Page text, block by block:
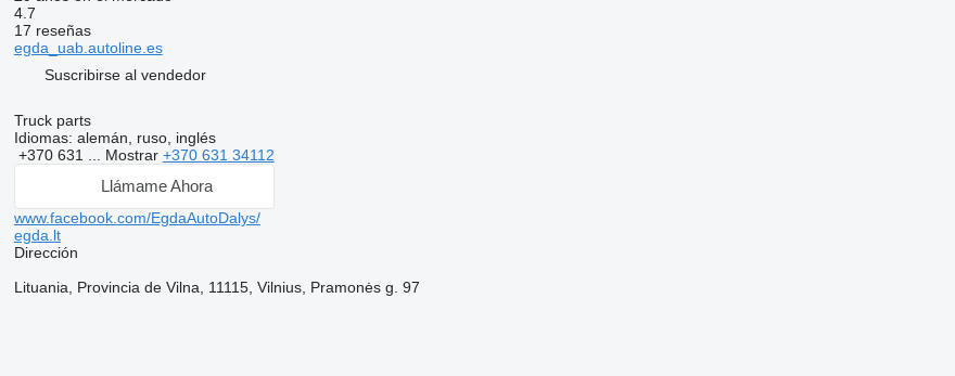
4.7
17 reseñas
egda_uab.autoline.es
Suscribirse al vendedor
Truck parts
Idiomas: alemán, ruso, inglés
+370 631 ... Mostrar +370 631 34112
Llámame Ahora
www.facebook.com/EgdaAutoDalys/
egda.lt
Dirección
Lituania, Provincia de Vilna, 11115, Vilnius, Pramonės g. 97